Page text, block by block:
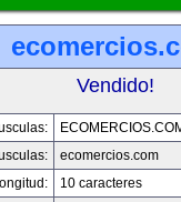
Vendido!
ecomercios.com
10 caracteres